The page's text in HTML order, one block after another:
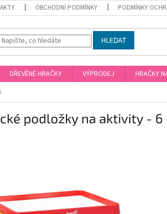
OBCHODNÍ PODMÍNKY PODMÍNKY
HLEDAT
DŘEVĚNÉ HRAČKY VÝPRODEJ HRAČKY
podložky na aktivity - 6